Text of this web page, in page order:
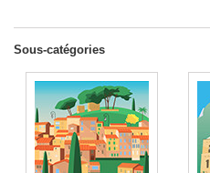
Sous-catégories